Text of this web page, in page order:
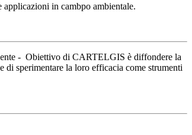
in cambpo ambientale.
- Obiettivo di CARTELGIS è diffondere la
sperimentare la loro efficacia come strumenti